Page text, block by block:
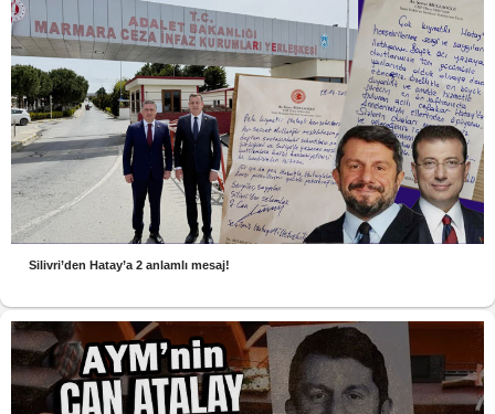
Silivri’den Hatay’a 2 anlamlı mesaj!